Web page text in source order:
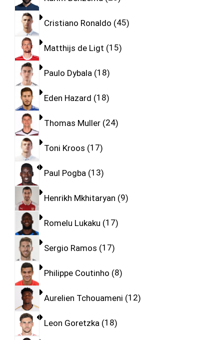
Cristiano Ronaldo 45
Matthijs de Ligt 15
Paulo Dybala 18
Eden Hazard 18
Thomas Muller 24
Toni Kroos 17
Paul Pogba 13
Henrikh Mkhitaryan 9
Romelu Lukaku 17
Sergio Ramos 17
Philippe Coutinho 8
Aurelien Tchouameni 12
Leon Goretzka 18